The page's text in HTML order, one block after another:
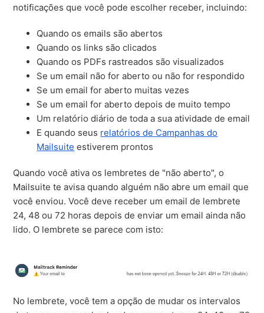
notificações que você pode escolher receber, incluindo:
Quando os emails são abertos
Quando os links são clicados
Quando os PDFs rastreados são visualizados
Se um email não for aberto ou não for respondido
Se um email for aberto muitas vezes
Se um email for aberto depois de muito tempo
Um relatório diário de toda a sua atividade de email
E quando seus relatórios de Campanhas do
Mailsuite estiverem prontos
Quando você ativa os lembretes de "não aberto", o
Mailsuite te avisa quando alguém não abre um email que
você enviou.Você deve receber um email de lembrete
24, 48 ou 72 horas depois de enviar um email ainda não
lido. O lembrete se parece com isto:
No lembrete, você tem a opção de mudar os intervalos